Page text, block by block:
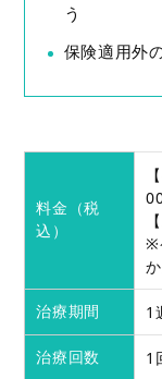
う
保険適用外
料金（税
込）
※
治療期間 1
治療回数 1